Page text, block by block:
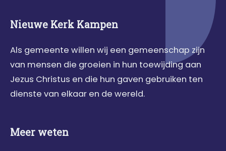
Nieuwe Kerk Kampen
Als gemeente willen wij een gemeenschap zijn
van mensen die groeien in hun toewijding aan
Jezus Christus en die hun gaven gebruiken ten
dienste van elkaar en de wereld.
Meer weten